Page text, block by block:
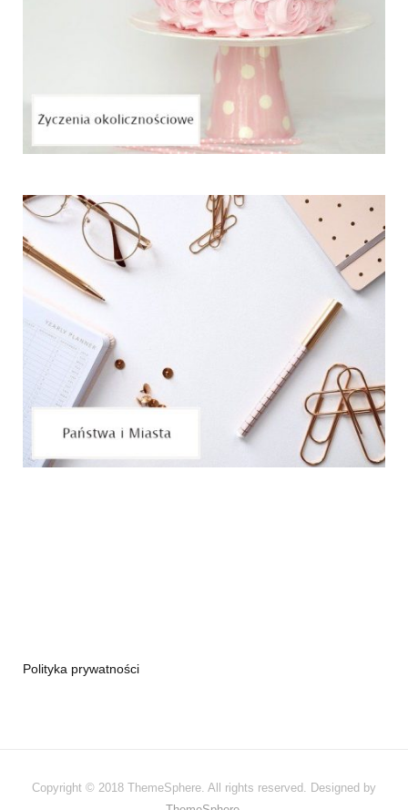
Polityka prywatności
Copyright © 2018 ThemeSphere. All rights reserved. Designed by